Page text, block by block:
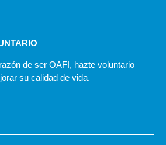
de ser OAFI, hazte voluntario
su calidad de vida.